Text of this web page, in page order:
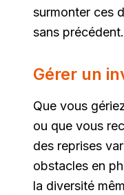
surmonter ces
sans précédent.
Gérer un
Que vous
ou que vous
des reprises
obstacles en
la diversité